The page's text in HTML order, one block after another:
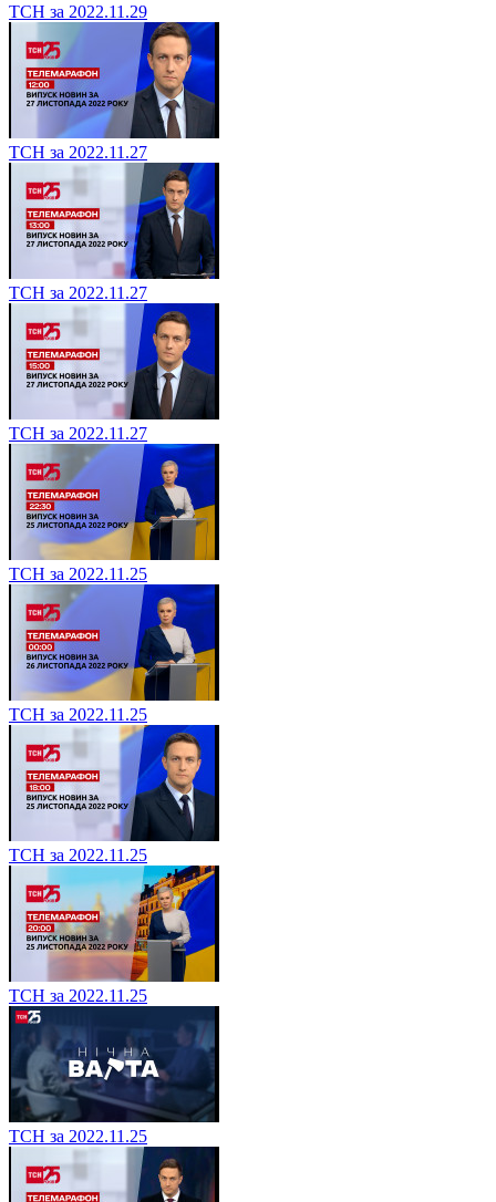
ТСН за 2022.11.29
ТСН за 2022.11.27
ТСН за 2022.11.27
ТСН за 2022.11.27
ТСН за 2022.11.25
ТСН за 2022.11.25
ТСН за 2022.11.25
ТСН за 2022.11.25
ТСН за 2022.11.25